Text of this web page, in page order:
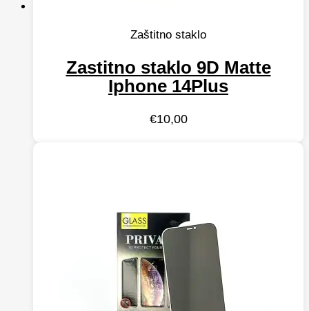
Zaštitno staklo
Zastitno staklo 9D Matte
Iphone 14Plus
€10,00